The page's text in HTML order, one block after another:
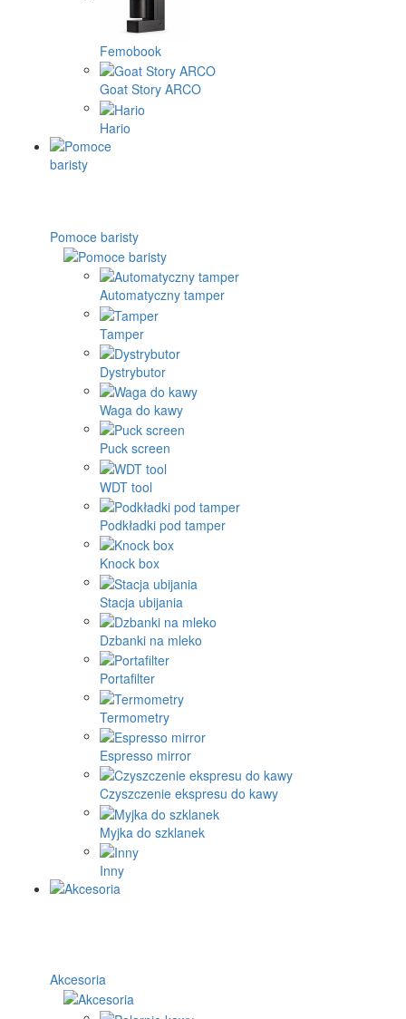
Femobook
Goat Story ARCO
Hario
Pomoce baristy
Automatyczny tamper
Tamper
Dystrybutor
Waga do kawy
Puck screen
WDT tool
Podkładki pod tamper
Knock box
Stacja ubijania
Dzbanki na mleko
Portafilter
Termometry
Espresso mirror
Czyszczenie ekspresu do kawy
Myjka do szklanek
Inny
Akcesoria